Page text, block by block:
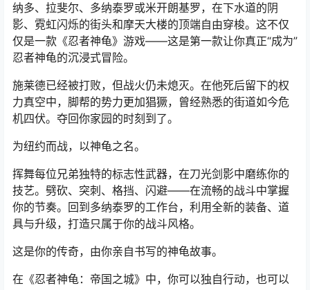
纳多、拉斐尔、多纳泰罗或米开朗基罗，在下水道的阴
影、霓虹闪烁的街头和摩天大楼的顶端自由穿梭。这不仅
仅是一款《忍者神龟》游戏——这是第一款让你真正“成为”
忍者神龟的沉浸式冒险。
施莱德已经被打败，但战火仍未熄灭。在他死后留下的权
力真空中，脚帮的势力更加猖獗，曾经熟悉的街道如今危
机四伏。夺回你家园的时刻到了。
为纽约而战，以神龟之名。
挥舞每位兄弟独特的标志性武器，在刀光剑影中磨练你的
技艺。劈砍、突刺、格挡、闪避——在流畅的战斗中掌握
你的节奏。回到多纳泰罗的工作台，利用全新的装备、道
具与升级，打造只属于你的战斗风格。
这是你的传奇，由你亲自书写的神龟故事。
在《忍者神龟：帝国之城》中，你可以独自行动，也可以